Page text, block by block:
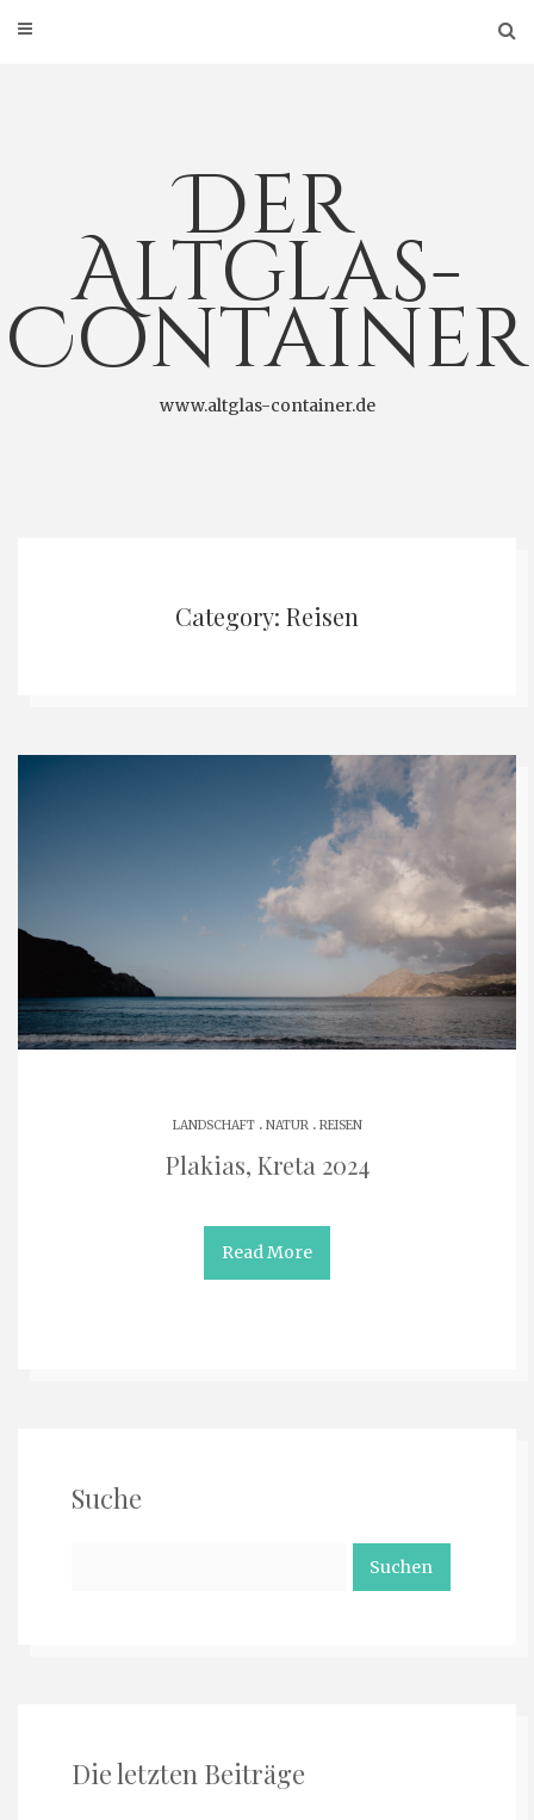
Der
Altglas-
Container
www.altglas-container.de
Category: Reisen
LANDSCHAFT. NATUR . REISEN
Plakias, Kreta 2024
Read More
Suche
Die letzten Beiträge